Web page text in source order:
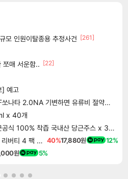
모 인원이탈종용 추정사건 [261]
쪼매 서운함.. [22]
] 예고
기변하면 유류비 절약이 얼마나 될까요..?
x 40개
식 100% 착즙 국내산 당근주스 x 30개
디제이맥스 리스펙트 V V 리버티 4 팩 DJMAX RESPECT V V Liberty 4 Pack DLC 40%17,880원 12%
원 5%